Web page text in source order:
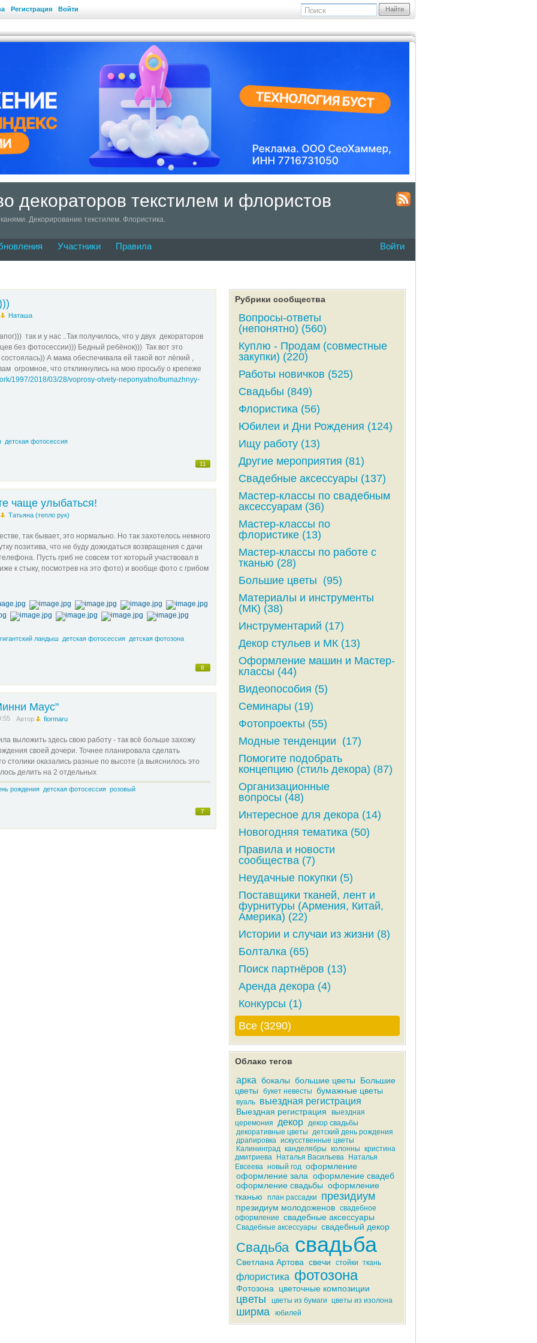
Регистрация Войти Найти
декораторов текстилем и флористов
Декорирование текстилем. Флористика.
Участники Правила Войти
Наташа
так и у нас ..Так получилось, что у двух декораторов
без фотосессии))) Бедный ребёнок))) Так вот это
А мама обеспечивала ей такой вот лёгкий ,
огромное, что откликнулись на мою просьбу о крепеже
1997/2018/03/28/voprosy-otvety-neponyatno/bumazhnyy-
детская фотосессия
11
чаще улыбаться!
Татьяна (тепло рук)
так бывает, это нормально. Но так захотелось немного
позитива, что не буду дожидаться возвращения с дачи
Пусть гриб не совсем тот который участвовал в
к стыку, посмотрев на это фото) и вообще фото с грибом
гигантский ландыш детская фотосессия
детская фотозона
8
Маус"
Автор fiormaru
выложить здесь свою работу - так всё больше захожу
своей дочери. Точнее планировала сделать
столики оказались разные по высоте (а выяснилось это
делить на 2 отдельных
рождения детская фотосессия розовый
7
Рубрики сообщества
Вопросы-ответы
(непонятно) (560)
Куплю - Продам (совместные
закупки) (220)
Работы новичков (525)
Свадьбы (849)
Флористика (56)
Юбилеи и Дни Рождения (124)
Ищу работу (13)
Другие мероприятия (81)
Свадебные аксессуары (137)
Мастер-классы по свадебным
аксессуарам (36)
Мастер-классы по
флористике (13)
Мастер-классы по работе с
тканью (28)
Большие цветы (95)
Материалы и инструменты
(МК) (38)
Инструментарий (17)
Декор стульев и МК (13)
Оформление машин и Мастер-
классы (44)
Видеопособия (5)
Семинары (19)
Фотопроекты (55)
Модные тенденции (17)
Помогите подобрать
концепцию (стиль декора) (87)
Организационные
вопросы (48)
Интересное для декора (14)
Новогодняя тематика (50)
Правила и новости
сообщества (7)
Неудачные покупки (5)
Поставщики тканей, лент и
фурнитуры (Армения, Китай,
Америка) (22)
Истории и случаи из жизни (8)
Болталка (65)
Поиск партнёров (13)
Аренда декора (4)
Конкурсы (1)
Все (3290)
Облако тегов
арка бокалы большие цветы
Большие
цветы
букет невесты бумажные цветы
вуаль выездная регистрация
Выездная регистрация
выездная
церемония
декор
декор свадьбы
декоративные цветы детский день рождения
драпировка искусственные цветы
Калининград канделябры колонны кристина
дмитриева
Наталья Васильева
Наталья
Евсеева новый год оформление
оформление зала оформление свадеб
оформление свадьбы оформление
тканью
план рассадки президиум
президиум молодоженов
свадебное
оформление свадебные аксессуары
Свадебные аксессуары свадебный декор
Свадьба свадьба
Светлана Артова свечи стойки ткань
флористика фотозона
Фотозона цветочные композиции
цветы цветы из бумаги цветы из изолона
ширма юбилей